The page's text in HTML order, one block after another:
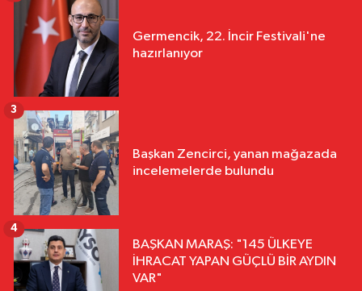
Germencik, 22. İncir Festivali'ne
hazırlanıyor
Başkan Zencirci, yanan mağazada
incelemelerde bulundu
3
BAŞKAN MARAŞ: "145 ÜLKEYE
İHRACAT YAPAN GÜÇLÜ BİR AYDIN
VAR"
4